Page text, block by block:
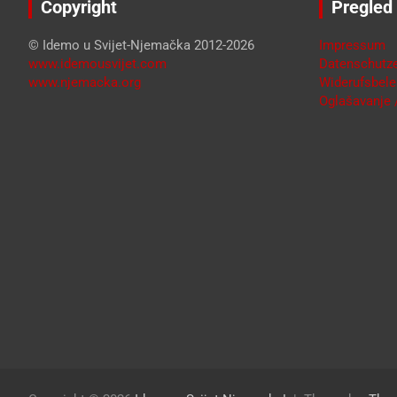
Copyright
© Idemo u Svijet-Njemačka 2012-2026
www.idemousvijet.com
www.njemacka.org
Pregled
Impressum